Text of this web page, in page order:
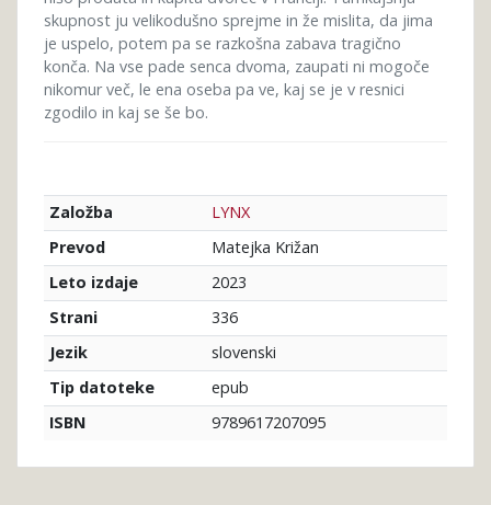
skupnost ju velikodušno sprejme in že mislita, da jima
je uspelo, potem pa se razkošna zabava tragično
konča. Na vse pade senca dvoma, zaupati ni mogoče
nikomur več, le ena oseba pa ve, kaj se je v resnici
zgodilo in kaj se še bo.
Založba
LYNX
Prevod
Matejka Križan
Leto izdaje
2023
Strani
336
Jezik
slovenski
Tip datoteke
epub
ISBN
9789617207095